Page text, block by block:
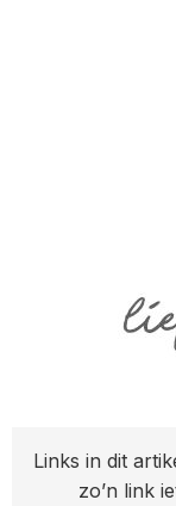
Links in dit
zo’n link